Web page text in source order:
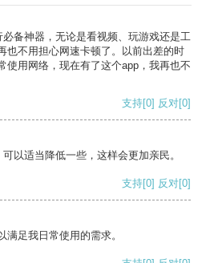
备神器，无论是看视频、玩游戏还是工
也不用担心网速卡顿了。以前出差的时
使用网络，现在有了这个app，我再也不
支持[0] 反对[0]
以适当降低一些，这样会更加亲民。
支持[0] 反对[0]
足我日常使用的需求。